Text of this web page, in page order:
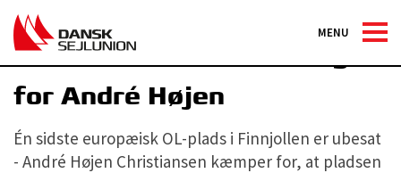
MENU
OL-drømmen lever stadig
for André Højen
Én sidste europæisk OL-plads i Finnjollen er ubesat
- André Højen Christiansen kæmper for, at pladsen